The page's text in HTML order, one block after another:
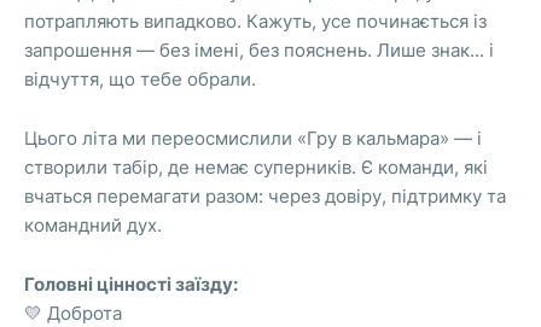
потрапляють випадково. Кажуть, усе починається із
запрошення — без імені, без пояснень. Лише знак... і
відчуття, що тебе обрали.
Цього літа ми переосмислили «Гру в кальмара» — і
створили табір, де немає суперників. Є команди, які
вчаться перемагати разом: через довіру, підтримку та
командний дух.
Головні цінності заїзду:
💛 Доброта